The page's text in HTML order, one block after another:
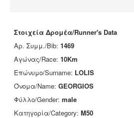
Στοιχεία Δρομέα/Runner's Data
Αρ. Συμμ./Bib: 1469
Αγώνας/Race: 10Km
Επώνυμο/Surname: LOLIS
Όνομα/Name: GEORGIOS
Φύλλο/Gender: male
Κατηγορία/Category: M50